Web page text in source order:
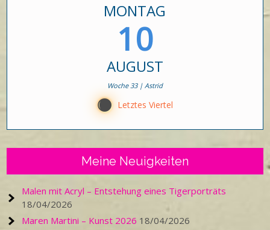
MONTAG
10
AUGUST
Woche 33 | Astrid
Y Letztes Viertel
Meine Neuigkeiten
Malen mit Acryl – Entstehung eines Tigerporträts
18/04/2026
Maren Martini – Kunst 2026 18/04/2026